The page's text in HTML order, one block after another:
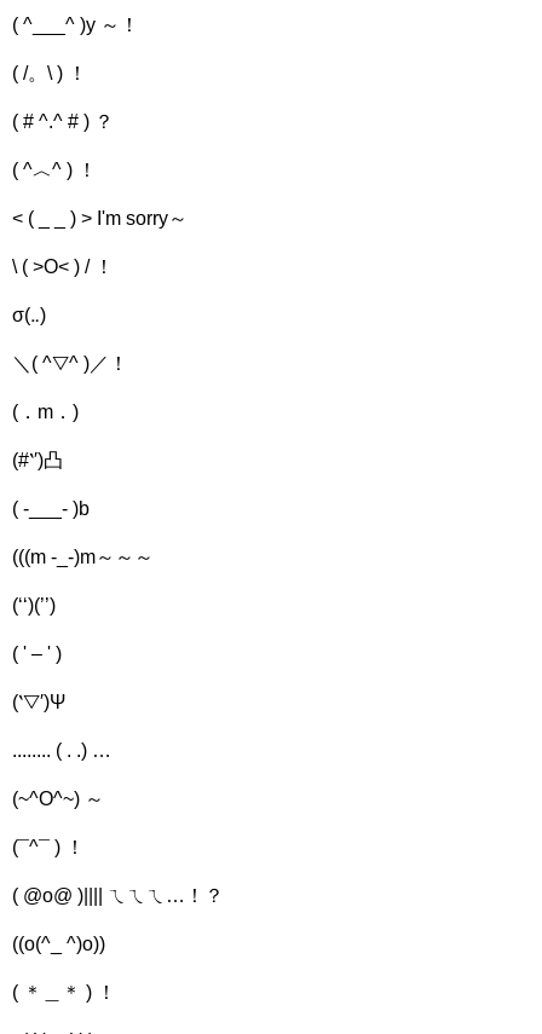
( ^___^ )y ～！
( /。\ ) ！
( # ^.^ # ) ？
( ^︿^ ) ！
< ( _ _ ) > I'm sorry～
\ ( >O< ) / ！
σ(‥)
＼( ^▽^ )／！
(．m．)
(#‵′)凸
( -___- )b
(((m -_-)m～～～
(‘‘)(’’)
( ' – ' )
(‵▽′)Ψ
........ ( . .) …
(~^O^~) ～
(¯^¯ ) ！
( @o@ )|||| ㄟㄟㄟ…！？
((o(^_ ^)o))
( ＊＿＊ ) ！